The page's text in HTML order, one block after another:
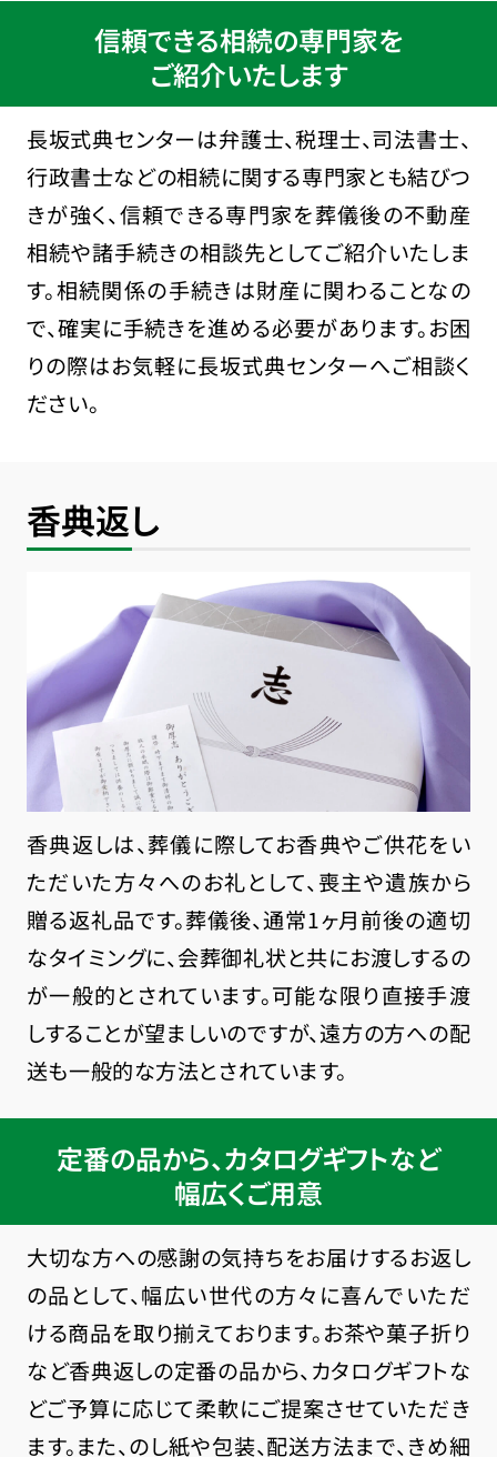
信頼できる相続の専門家を
ご紹介いたします
長坂式典センターは弁護士、税理士、司法書士、
行政書士などの相続に関する専門家とも結びつ
きが強く、信頼できる専門家を葬儀後の不動産
相続や諸手続きの相談先としてご紹介いたしま
す。相続関係の手続きは財産に関わることなの
で、確実に手続きを進める必要があります。お困
りの際はお気軽に長坂式典センターへご相談く
ださい。
香典返し
香典返しは、葬儀に際してお香典やご供花をい
ただいた方々へのお礼として、喪主や遺族から
贈る返礼品です。葬儀後、通常1ヶ月前後の適切
なタイミングに、会葬御礼状と共にお渡しするの
が一般的とされています。可能な限り直接手渡
しすることが望ましいのですが、遠方の方への配
送も一般的な方法とされています。
定番の品から、カタログギフトなど
幅広くご用意
大切な方への感謝の気持ちをお届けするお返し
の品として、幅広い世代の方々に喜んでいただ
ける商品を取り揃えております。お茶や菓子折り
など香典返しの定番の品から、カタログギフトな
どご予算に応じて柔軟にご提案させていただき
ます。また、のし紙や包装、配送方法まで、きめ細